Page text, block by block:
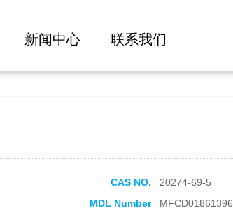
新闻中心 联系我们
CAS NO.
20274-69-5
MDL Number
MFCD01861396